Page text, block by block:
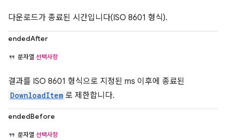
다운로드가 종료된 시간입니다(ISO 8601 형식).
endedAfter
문자열 선택사항
결과를 ISO 8601 형식으로 지정된 ms 이후에 종료된
DownloadItem 로 제한합니다.
endedBefore
문자열 선택사항